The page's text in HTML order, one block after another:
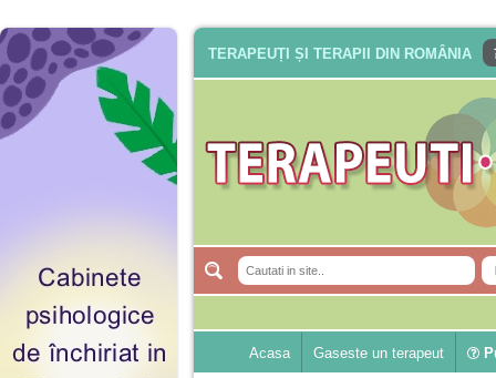
TERAPEUȚI ȘI TERAPII DIN ROMÂNIA
Acasa Gaseste un terapeut